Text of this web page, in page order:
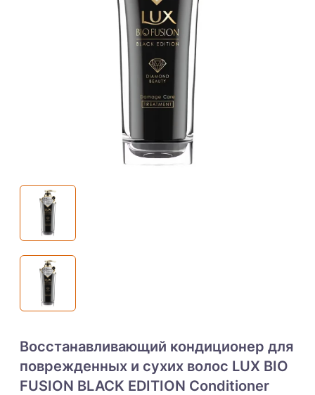
Восстанавливающий кондиционер для
поврежденных и сухих волос LUX BIO
FUSION BLACK EDITION Conditioner